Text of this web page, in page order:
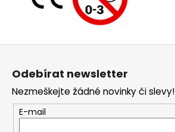
Z
Odebírat newsletter
Nezmeškejte žádné novinky či slevy!
E-mail